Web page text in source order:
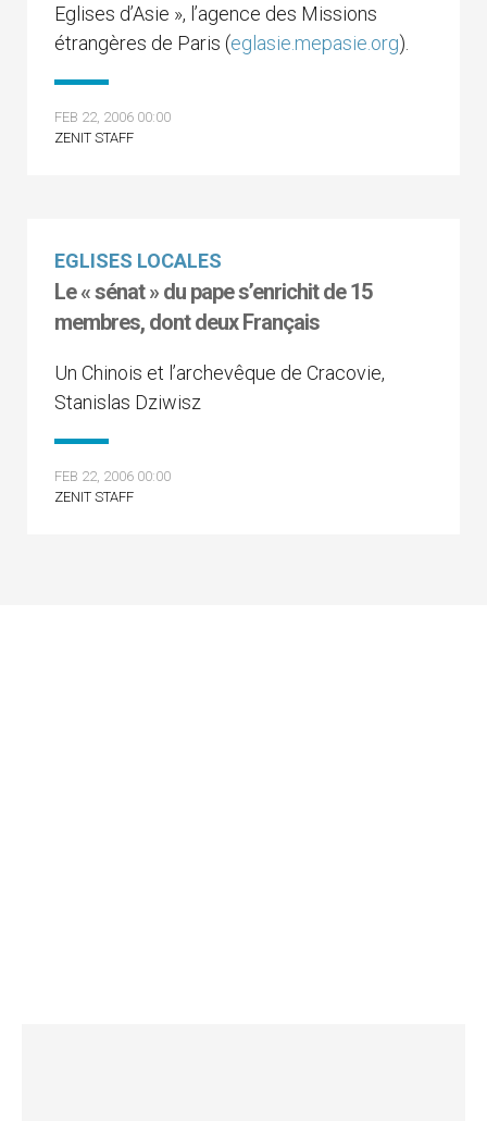
Eglises d’Asie », l’agence des Missions
étrangères de Paris (eglasie.mepasie.org).
FEB 22, 2006 00:00
ZENIT STAFF
EGLISES LOCALES
Le « sénat » du pape s’enrichit de 15
membres, dont deux Français
Un Chinois et l’archevêque de Cracovie,
Stanislas Dziwisz
FEB 22, 2006 00:00
ZENIT STAFF